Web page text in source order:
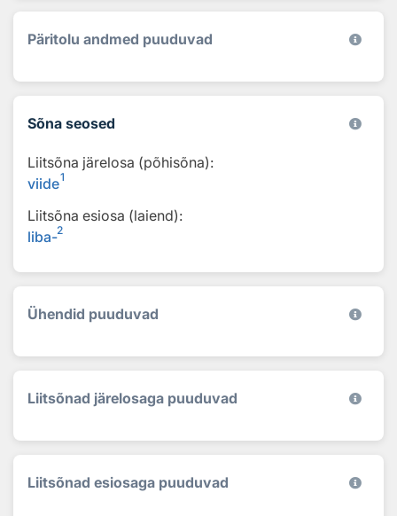
Päritolu andmed puuduvad
Sõna seosed
Liitsõna järelosa (põhisõna):
viide1
Liitsõna esiosa (laiend):
liba-2
Ühendid puuduvad
Liitsõnad järelosaga puuduvad
Liitsõnad esiosaga puuduvad